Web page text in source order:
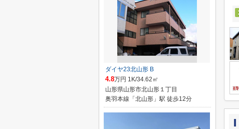
ダイヤ23北山形 B
4.8万円 1K/34.62㎡
山形県山形市北山形１丁目
奥羽本線「北山形」駅 徒歩12分